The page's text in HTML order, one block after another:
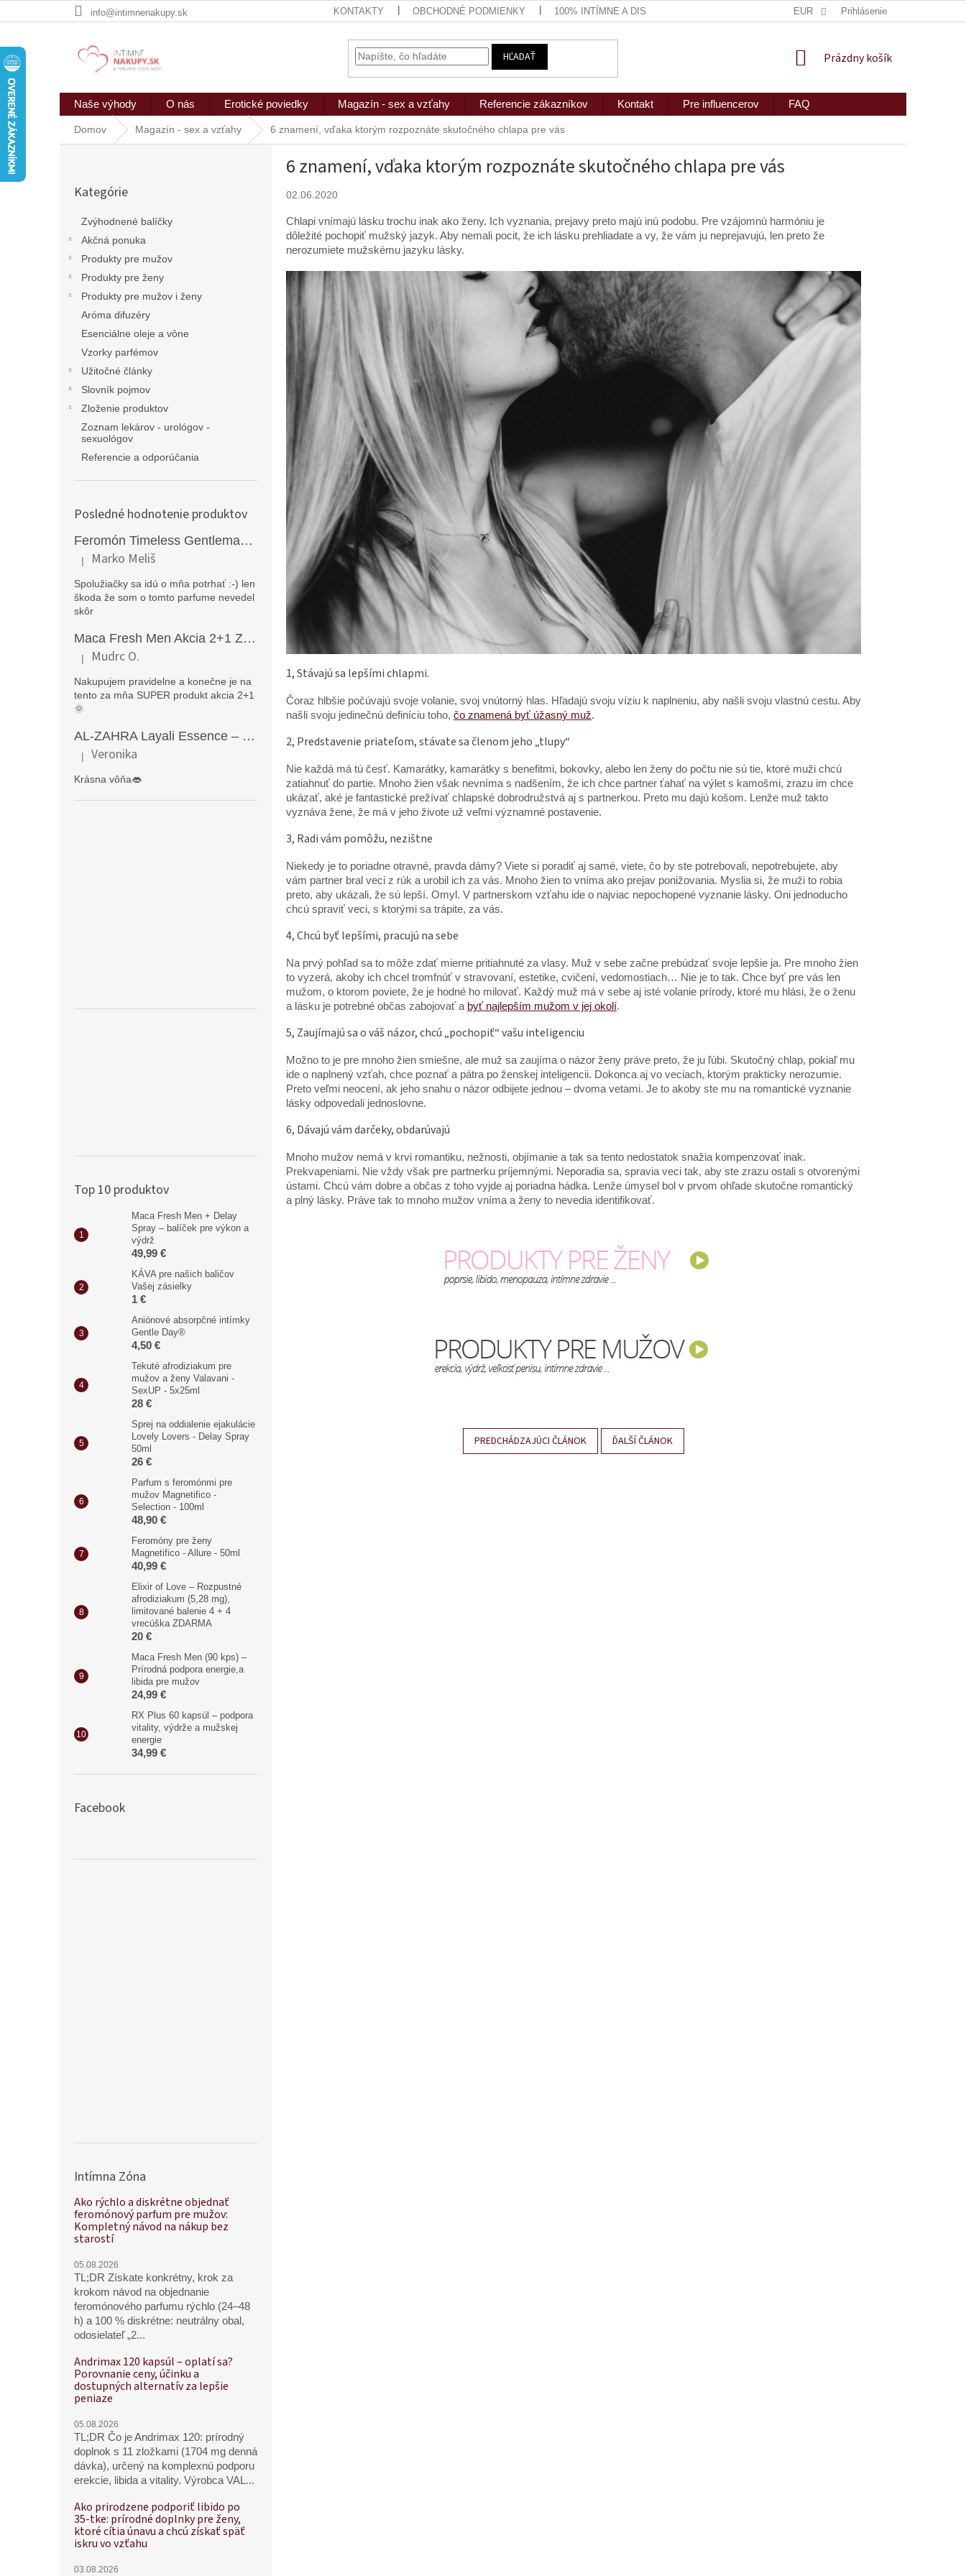
na
info@intimnenakupy.sk KONTAKTY OBCHODNÉ PODMIENKY 100% INTÍMNE A DISKRÉTNE ZASLANIE MAPA SERVERU 2PEOPLE S.R.O.
EUR Prihlásenie
HĽADAŤ
NÁKUPNÝ
Prázdny košík
Naše výhody O nás Erotické poviedky Magazín - sex a vzťahy Referencie zákazníkov Kontakt Pre influencerov FAQ
Domov Magazín - sex a vzťahy 6 znamení, vďaka ktorým rozpoznáte skutočného chlapa pre vás
kategórie
Kategórie
Zvýhodnené balíčky
Akčná ponuka
Produkty pre mužov
Produkty pre ženy
Produkty pre mužov i ženy
Aróma difuzéry
Esenciálne oleje a vône
Vzorky parfémov
Užitočné články
Slovník pojmov
Zloženie produktov
Zoznam lekárov - urológov -
sexuológov
Referencie a odporúčania
Posledné hodnotenie produktov
Feromón Timeless Gentleman silný feromónový parfém pre mužov - 50ml
Hodnotenie produktu je 5 z 5 hviezdičiek.
| Marko Meliš
Spolužiačky sa idú o mňa potrhať :-) len
škoda že som o tomto parfume nevedel
skôr
Maca Fresh Men Akcia 2+1 ZDARMA (270kapsúl )
Hodnotenie produktu je 5 z 5 hviezdičiek.
| Mudrc O.
Nakupujem pravidelne a konečne je na
tento za mňa SUPER produkt akcia 2+1
🌞
AL-ZAHRA Layali Essence – zmyselný arabský parfém pre ženy s originálnymi orientálnymi tónmi v luxusnom dubajskom štýle (50 ml)
Hodnotenie produktu je 5 z 5 hviezdičiek.
| Veronika
Krásna vôňa👄
Top 10 produktov
Maca Fresh Men + Delay
Spray – balíček pre výkon a
výdrž
49,99 €
KÁVA pre našich baličov
Vašej zásielky
1 €
Aniónové absorpčné intímky
Gentle Day®
4,50 €
Tekuté afrodiziakum pre
mužov a ženy Valavani -
SexUP - 5x25ml
28 €
Sprej na oddialenie ejakulácie
Lovely Lovers - Delay Spray
50ml
26 €
Parfum s feromónmi pre
mužov Magnetifico -
Selection - 100ml
48,90 €
Feromóny pre ženy
Magnetifico - Allure - 50ml
40,99 €
Elixir of Love – Rozpustné
afrodiziakum (5,28 mg),
limitované balenie 4 + 4
vrecúška ZDARMA
20 €
Maca Fresh Men (90 kps) –
Prírodná podpora energie,a
libida pre mužov
24,99 €
RX Plus 60 kapsúl – podpora
vitality, výdrže a mužskej
energie
34,99 €
Facebook
Intímna Zóna
Ako rýchlo a diskrétne objednať
feromónový parfum pre mužov:
Kompletný návod na nákup bez
starostí
05.08.2026
TL;DR Získate konkrétny, krok za
krokom návod na objednanie
feromónového parfumu rýchlo (24–48
h) a 100 % diskrétne: neutrálny obal,
odosielateľ „2...
Andrimax 120 kapsúl – oplatí sa?
Porovnanie ceny, účinku a
dostupných alternatív za lepšie
peniaze
05.08.2026
TL;DR Čo je Andrimax 120: prírodný
doplnok s 11 zložkami (1704 mg denná
dávka), určený na komplexnú podporu
erekcie, libida a vitality. Výrobca VAL...
Ako prirodzene podporiť libido po
35-tke: prírodné doplnky pre ženy,
ktoré cítia únavu a chcú získať späť
iskru vo vzťahu
03.08.2026
6 znamení, vďaka ktorým rozpoznáte skutočného chlapa pre vás
02.06.2020
Chlapi vnímajú lásku trochu inak ako ženy. Ich vyznania, prejavy preto majú inú podobu. Pre vzájomnú harmóniu je
dôležité pochopiť mužský jazyk. Aby nemali pocit, že ich lásku prehliadate a vy, že vám ju neprejavujú, len preto že
nerozumiete mužskému jazyku lásky.
1, Stávajú sa lepšími chlapmi.
Čoraz hlbšie počúvajú svoje volanie, svoj vnútorný hlas. Hľadajú svoju víziu k naplneniu, aby našli svoju vlastnú cestu. Aby
našli svoju jedinečnú definíciu toho, čo znamená byť úžasný muž.
2, Predstavenie priateľom, stávate sa členom jeho „tlupy“
Nie každá má tú česť. Kamarátky, kamarátky s benefitmi, bokovky, alebo len ženy do počtu nie sú tie, ktoré muži chcú
zatiahnuť do partie. Mnoho žien však nevníma s nadšením, že ich chce partner ťahať na výlet s kamošmi, zrazu im chce
ukázať, aké je fantastické prežívať chlapské dobrodružstvá aj s partnerkou. Preto mu dajú košom. Lenže muž takto
vyznáva žene, že má v jeho živote už veľmi významné postavenie.
3, Radi vám pomôžu, nezištne
Niekedy je to poriadne otravné, pravda dámy? Viete si poradiť aj samé, viete, čo by ste potrebovali, nepotrebujete, aby
vám partner bral veci z rúk a urobil ich za vás. Mnoho žien to vníma ako prejav ponižovania. Myslia si, že muži to robia
preto, aby ukázali, že sú lepší. Omyl. V partnerskom vzťahu ide o najviac nepochopené vyznanie lásky. Oni jednoducho
chcú spraviť veci, s ktorými sa trápite, za vás.
4, Chcú byť lepšími, pracujú na sebe
Na prvý pohľad sa to môže zdať mierne pritiahnuté za vlasy. Muž v sebe začne prebúdzať svoje lepšie ja. Pre mnoho žien
to vyzerá, akoby ich chcel tromfnúť v stravovaní, estetike, cvičení, vedomostiach… Nie je to tak. Chce byť pre vás len
mužom, o ktorom poviete, že je hodné ho milovať. Každý muž má v sebe aj isté volanie prírody, ktoré mu hlási, že o ženu
a lásku je potrebné občas zabojovať a byť najlepším mužom v jej okolí.
5, Zaujímajú sa o váš názor, chcú „pochopiť“ vašu inteligenciu
Možno to je pre mnoho žien smiešne, ale muž sa zaujíma o názor ženy práve preto, že ju ľúbi. Skutočný chlap, pokiaľ mu
ide o naplnený vzťah, chce poznať a pátra po ženskej inteligencii. Dokonca aj vo veciach, ktorým prakticky nerozumie.
Preto veľmi neocení, ak jeho snahu o názor odbijete jednou – dvoma vetami. Je to akoby ste mu na romantické vyznanie
lásky odpovedali jednoslovne.
6, Dávajú vám darčeky, obdarúvajú
Mnoho mužov nemá v krvi romantiku, nežnosti, objímanie a tak sa tento nedostatok snažia kompenzovať inak.
Prekvapeniami. Nie vždy však pre partnerku príjemnými. Neporadia sa, spravia veci tak, aby ste zrazu ostali s otvorenými
ústami. Chcú vám dobre a občas z toho vyjde aj poriadna hádka. Lenže úmysel bol v prvom ohľade skutočne romantický
a plný lásky. Práve tak to mnoho mužov vníma a ženy to nevedia identifikovať.
PREDCHÁDZAJÚCI ČLÁNOK ĎALŠÍ ČLÁNOK